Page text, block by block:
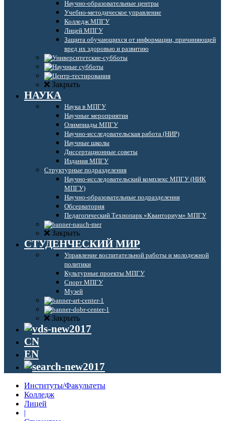
Научно-образовательные центры
Учебно-методическое управление
Колледж МПГУ
Лицей МПГУ
Защита обучающихся от информации, причиняющей
вред их здоровью и развитию
Закрыть
НАУКА
Наука в МПГУ
Научные мероприятия
Олимпиады МПГУ
Научно-исследовательская работа (НИР)
Научные школы
Диссертационные советы
Издания МПГУ
Структурные подразделения
Научно-исследовательский комплекс МПГУ (НИК
МПГУ)
Научно-образовательные подразделения
Обсерватория
Педагогический Технопарк «Кванториум» МПГУ
Закрыть
СТУДЕНЧЕСКИЙ МИР
Управление воспитательной работы и молодежной
политики
Культурные проекты МПГУ
Спорт МПГУ
Музей
Закрыть
CN
EN
Институты/Факультеты
Колледж
Лицей
|